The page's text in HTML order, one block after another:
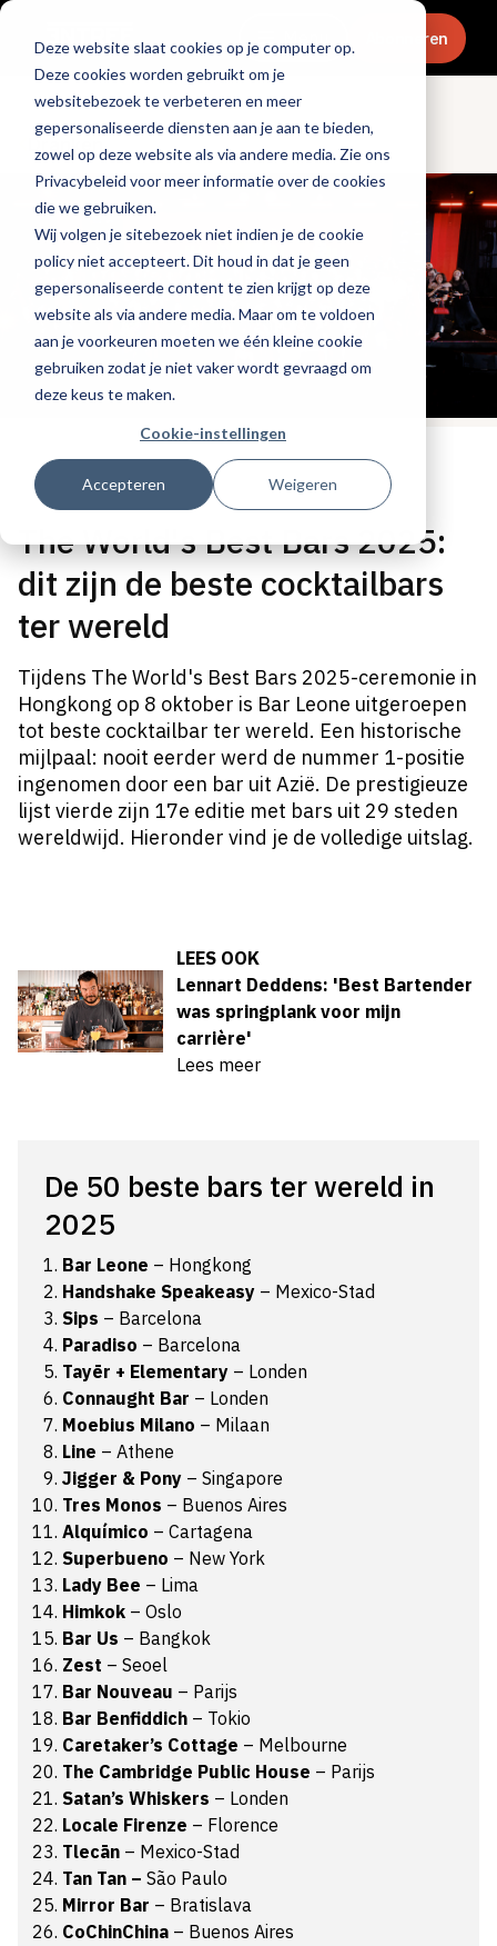
Deze website slaat cookies op je computer op.
Deze cookies worden gebruikt om je
websitebezoek te verbeteren en meer
gepersonaliseerde diensten aan je aan te bieden,
zowel op deze website als via andere media. Zie ons
Privacybeleid voor meer informatie over de cookies
die we gebruiken.
Wij volgen je sitebezoek niet indien je de cookie
policy niet accepteert. Dit houd in dat je geen
gepersonaliseerde content te zien krijgt op deze
website als via andere media. Maar om te voldoen
aan je voorkeuren moeten we één kleine cookie
gebruiken zodat je niet vaker wordt gevraagd om
deze keus te maken.
Cookie-instellingen
Accepteren Weigeren
Menu Abonneren
Dranken
Tags:cocktails
Gepubliceerd op: 9 oktober 2025
The World's Best Bars 2025:
dit zijn de beste cocktailbars
ter wereld
Tijdens The World's Best Bars 2025-ceremonie in
Hongkong op 8 oktober is Bar Leone uitgeroepen
tot beste cocktailbar ter wereld. Een historische
mijlpaal: nooit eerder werd de nummer 1-positie
ingenomen door een bar uit Azië. De prestigieuze
lijst vierde zijn 17e editie met bars uit 29 steden
wereldwijd. Hieronder vind je de volledige uitslag.
LEES OOK
Lennart Deddens: 'Best Bartender
was springplank voor mijn
carrière'
Lees meer
De 50 beste bars ter wereld in
2025
Bar Leone – Hongkong
Handshake Speakeasy – Mexico-Stad
Sips – Barcelona
Paradiso – Barcelona
Tayēr + Elementary – Londen
Connaught Bar – Londen
Moebius Milano – Milaan
Line – Athene
Jigger & Pony – Singapore
Tres Monos – Buenos Aires
Alquímico – Cartagena
Superbueno – New York
Lady Bee – Lima
Himkok – Oslo
Bar Us – Bangkok
Zest – Seoel
Bar Nouveau – Parijs
Bar Benfiddich – Tokio
Caretaker’s Cottage – Melbourne
The Cambridge Public House – Parijs
Satan’s Whiskers – Londen
Locale Firenze – Florence
Tlecān – Mexico-Stad
Tan Tan – São Paulo
Mirror Bar – Bratislava
CoChinChina – Buenos Aires